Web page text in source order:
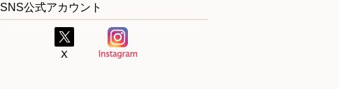
SNS公式アカウント